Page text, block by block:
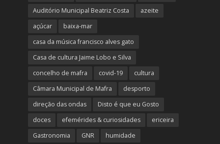
Auditório Municipal Beatriz Costa
azeite
açúcar
baixa-mar
casa da música francisco alves gato
Casa de cultura Jaime Lobo e Silva
concelho de mafra
covid-19
cultura
Câmara Municipal de Mafra
desporto
direção das ondas
Disto é que eu Gosto
doces
efemérides & curiosidades
ericeira
Gastronomia
GNR humidade